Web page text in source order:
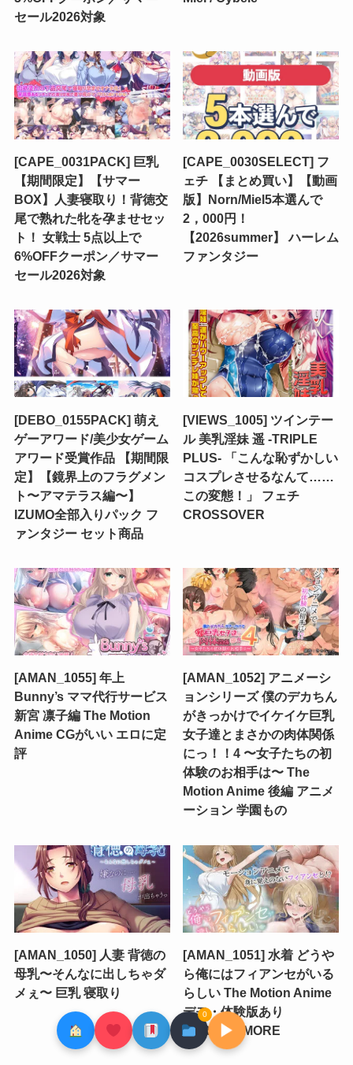
セール2026対象
[CAPE_0031PACK] 巨乳
【期間限定】【サマー
BOX】人妻寝取り！背徳交
尾で熟れた牝を孕ませセッ
ト！ 女戦士 5点以上で
6%OFFクーポン／サマー
セール2026対象
[CAPE_0030SELECT] フ
ェチ 【まとめ買い】【動画
版】Norn/Miel5本選んで
2，000円！
【2026summer】 ハーレム
ファンタジー
[DEBO_0155PACK] 萌え
ゲーアワード/美少女ゲーム
アワード受賞作品 【期間限
定】【鏡界上のフラグメン
ト〜アマテラス編〜】
IZUMO全部入りパック フ
ァンタジー セット商品
[VIEWS_1005] ツインテー
ル 美乳淫妹 遥 -TRIPLE
PLUS- 「こんな恥ずかしい
コスプレさせるなんて……
この変態！」 フェチ
CROSSOVER
[AMAN_1055] 年上
Bunny’s ママ代行サービス
新宮 凛子編 The Motion
Anime CGがいい エロに定
評
[AMAN_1052] アニメーシ
ョンシリーズ 僕のデカちん
がきっかけでイケイケ巨乳
女子達とまさかの肉体関係
にっ！！4 〜女子たちの初
体験のお相手は〜 The
Motion Anime 後編 アニメ
ーション 学園もの
[AMAN_1050] 人妻 背徳の
母乳〜そんなに出しちゃダ
メぇ〜 巨乳 寝取り
[AMAN_1051] 水着 どうや
ら俺にはフィアンセがいる
らしい The Motion Anime
デモ・体験版あり
SURVIVE MORE
0
▶